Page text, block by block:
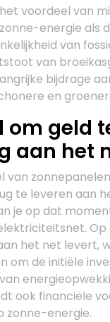
voordeel van
energie als
van
van
bijdrage
en
om geld
aan het
van
te leveren aan
je op dat
het net levert,
om de initiële
ook financiële
zonne-energie.